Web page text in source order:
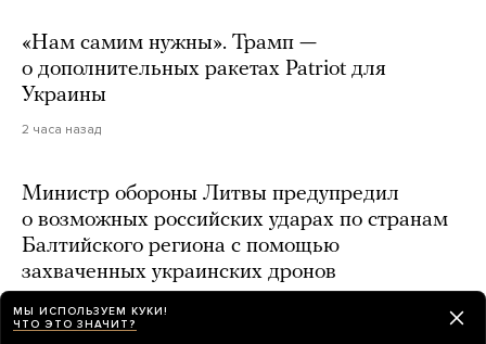
«Нам самим нужны». Трамп —
о дополнительных ракетах Patriot для
Украины
2 часа назад
Министр обороны Литвы предупредил
о возможных российских ударах по странам
Балтийского региона с помощью
захваченных украинских дронов
13 часов назад
МЫ ИСПОЛЬЗУЕМ КУКИ!
ЧТО ЭТО ЗНАЧИТ?